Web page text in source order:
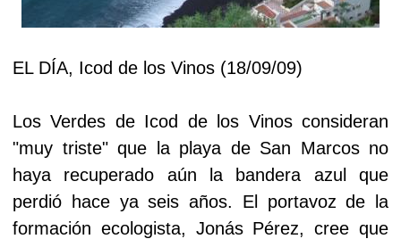
EL DÍA, Icod de los Vinos (18/09/09)
Los Verdes de Icod de los Vinos consideran
"muy triste" que la playa de San Marcos no
haya recuperado aún la bandera azul que
perdió hace ya seis años. El portavoz de la
formación ecologista, Jonás Pérez, cree que